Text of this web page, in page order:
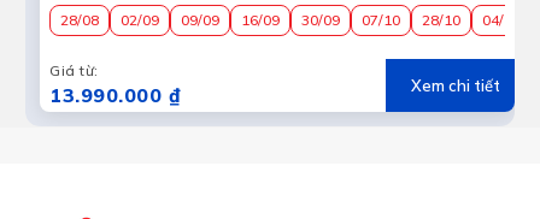
28/08
02/09 09/09 16/09 30/09 07/10 28/10 04/11
Giá từ:
13.990.000 ₫ Xem chi tiết